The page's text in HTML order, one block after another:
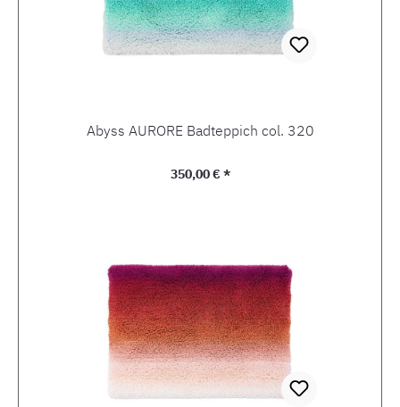
Abyss AURORE Badteppich col. 320
Regulärer Preis:
350,00 € *